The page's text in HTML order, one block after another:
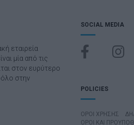
εταιρεία
μία από τις
στον ευρύτερο
στην
SOCIAL MEDIA
POLICIES
ΌΡΟΙ ΧΡΉΣΗΣ
ΟΡΟΙ ΚΑΙ